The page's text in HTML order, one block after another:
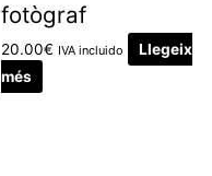
fotògraf
20.00€ IVA incluido
Llegeix
més